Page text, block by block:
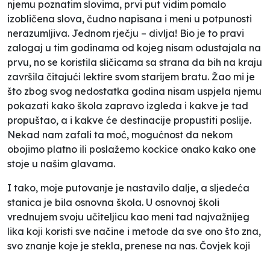
njemu poznatim slovima, prvi put vidim pomalo
izobličena slova, čudno napisana i meni u potpunosti
nerazumljiva. Jednom rječju – divlja! Bio je to pravi
zalogaj u tim godinama od kojeg nisam odustajala na
prvu, no se koristila sličicama sa strana da bih na kraju
završila čitajući lektire svom starijem bratu. Žao mi je
što zbog svog nedostatka godina nisam uspjela njemu
pokazati kako škola zapravo izgleda i kakve je tad
propuštao, a i kakve će destinacije propustiti poslije.
Nekad nam zafali ta moć, mogućnost da nekom
obojimo platno ili poslažemo kockice onako kako one
stoje u našim glavama.
I tako, moje putovanje je nastavilo dalje, a sljedeća
stanica je bila osnovna škola. U osnovnoj školi
vrednujem svoju učiteljicu kao meni tad najvažnijeg
lika koji koristi sve načine i metode da sve ono što zna,
svo znanje koje je stekla, prenese na nas. Čovjek koji